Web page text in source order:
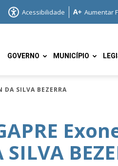
Acessibilidade Aumentar
GOVERNO MUNICÍPIO
SILVA BEZERRA